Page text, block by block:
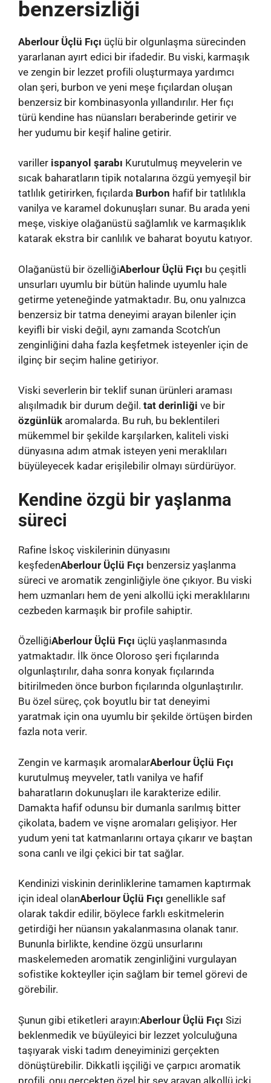
benzersizliği
Aberlour Üçlü Fıçı üçlü bir olgunlaşma sürecinden
yararlanan ayırt edici bir ifadedir. Bu viski, karmaşık
ve zengin bir lezzet profili oluşturmaya yardımcı
olan şeri, burbon ve yeni meşe fıçılardan oluşan
benzersiz bir kombinasyonla yıllandırılır. Her fıçı
türü kendine has nüansları beraberinde getirir ve
her yudumu bir keşif haline getirir.
variller ispanyol şarabı Kurutulmuş meyvelerin ve
sıcak baharatların tipik notalarına özgü yemyeşil bir
tatlılık getirirken, fıçılarda Burbon hafif bir tatlılıkla
vanilya ve karamel dokunuşları sunar. Bu arada yeni
meşe, viskiye olağanüstü sağlamlık ve karmaşıklık
katarak ekstra bir canlılık ve baharat boyutu katıyor.
Olağanüstü bir özelliğiAberlour Üçlü Fıçı bu çeşitli
unsurları uyumlu bir bütün halinde uyumlu hale
getirme yeteneğinde yatmaktadır. Bu, onu yalnızca
benzersiz bir tatma deneyimi arayan bilenler için
keyifli bir viski değil, aynı zamanda Scotch’un
zenginliğini daha fazla keşfetmek isteyenler için de
ilginç bir seçim haline getiriyor.
Viski severlerin bir teklif sunan ürünleri araması
alışılmadık bir durum değil. tat derinliği ve bir
özgünlük aromalarda. Bu ruh, bu beklentileri
mükemmel bir şekilde karşılarken, kaliteli viski
dünyasına adım atmak isteyen yeni meraklıları
büyüleyecek kadar erişilebilir olmayı sürdürüyor.
Kendine özgü bir yaşlanma
süreci
Rafine İskoç viskilerinin dünyasını
keşfedenAberlour Üçlü Fıçı benzersiz yaşlanma
süreci ve aromatik zenginliğiyle öne çıkıyor. Bu viski
hem uzmanları hem de yeni alkollü içki meraklılarını
cezbeden karmaşık bir profile sahiptir.
ÖzelliğiAberlour Üçlü Fıçı üçlü yaşlanmasında
yatmaktadır. İlk önce Oloroso şeri fıçılarında
olgunlaştırılır, daha sonra konyak fıçılarında
bitirilmeden önce burbon fıçılarında olgunlaştırılır.
Bu özel süreç, çok boyutlu bir tat deneyimi
yaratmak için ona uyumlu bir şekilde örtüşen birden
fazla nota verir.
Zengin ve karmaşık aromalarAberlour Üçlü Fıçı
kurutulmuş meyveler, tatlı vanilya ve hafif
baharatların dokunuşları ile karakterize edilir.
Damakta hafif odunsu bir dumanla sarılmış bitter
çikolata, badem ve vişne aromaları gelişiyor. Her
yudum yeni tat katmanlarını ortaya çıkarır ve baştan
sona canlı ve ilgi çekici bir tat sağlar.
Kendinizi viskinin derinliklerine tamamen kaptırmak
için ideal olanAberlour Üçlü Fıçı genellikle saf
olarak takdir edilir, böylece farklı eskitmelerin
getirdiği her nüansın yakalanmasına olanak tanır.
Bununla birlikte, kendine özgü unsurlarını
maskelemeden aromatik zenginliğini vurgulayan
sofistike kokteyller için sağlam bir temel görevi de
görebilir.
Şunun gibi etiketleri arayın:Aberlour Üçlü Fıçı Sizi
beklenmedik ve büyüleyici bir lezzet yolculuğuna
taşıyarak viski tadım deneyiminizi gerçekten
dönüştürebilir. Dikkatli işçiliği ve çarpıcı aromatik
profili, onu gerçekten özel bir şey arayan alkollü içki